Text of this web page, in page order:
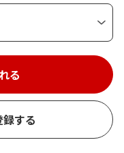
る
する